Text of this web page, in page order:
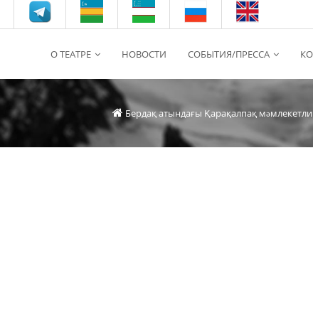
О ТЕАТРЕ НОВОСТИ СОБЫТИЯ/ПРЕССА
Бердақ атындағы Қарақалпақ